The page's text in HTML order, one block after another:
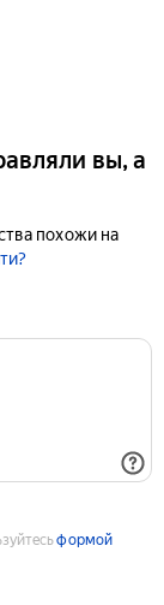
вы, а
похожи на
формой